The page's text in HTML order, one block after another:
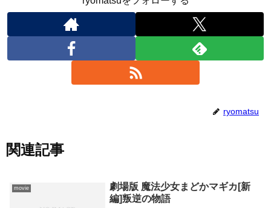
ryomatsu
関連記事
movie
劇場版 魔法少女まどかマギカ[新
編]叛逆の物語